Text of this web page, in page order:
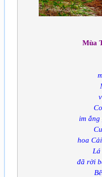
Mùa
im ắng
hoa
đã rời